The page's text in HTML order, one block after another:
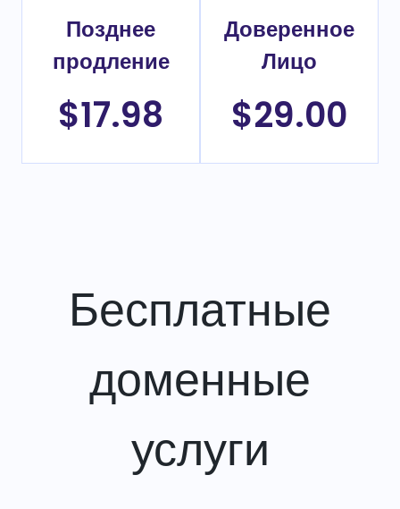
Позднее
продление
$17.98
Доверенное
Лицо
$29.00
Бесплатные
доменные
услуги